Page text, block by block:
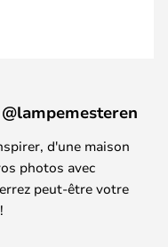
d'une maison
photos avec
peut-être votre